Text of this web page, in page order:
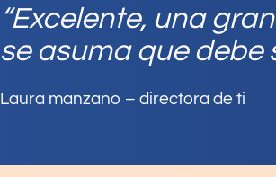
“Excelente, una
se asuma que debe
Laura manzano – directora de ti